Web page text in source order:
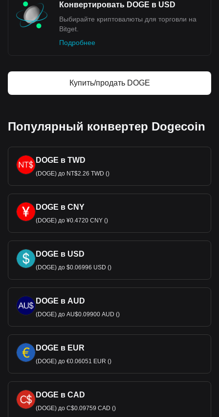
Конвертировать DOGE в USD
Выбирайте криптовалюты для торговли на
Bitget.
Подробнее
Купить/продать DOGE
Популярный конвертер Dogecoin
DOGE в TWD
(DOGE) до NT$2.26 TWD ()
DOGE в CNY
(DOGE) до ¥0.4720 CNY ()
DOGE в USD
(DOGE) до $0.06996 USD ()
DOGE в AUD
(DOGE) до AU$0.09900 AUD ()
DOGE в EUR
(DOGE) до €0.06051 EUR ()
DOGE в CAD
(DOGE) до C$0.09759 CAD ()